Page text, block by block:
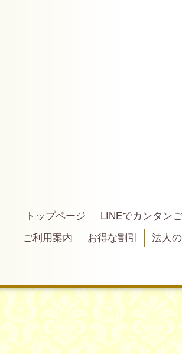
トップページ LINEでカンタン
ご利用案内
お得な割引 法人